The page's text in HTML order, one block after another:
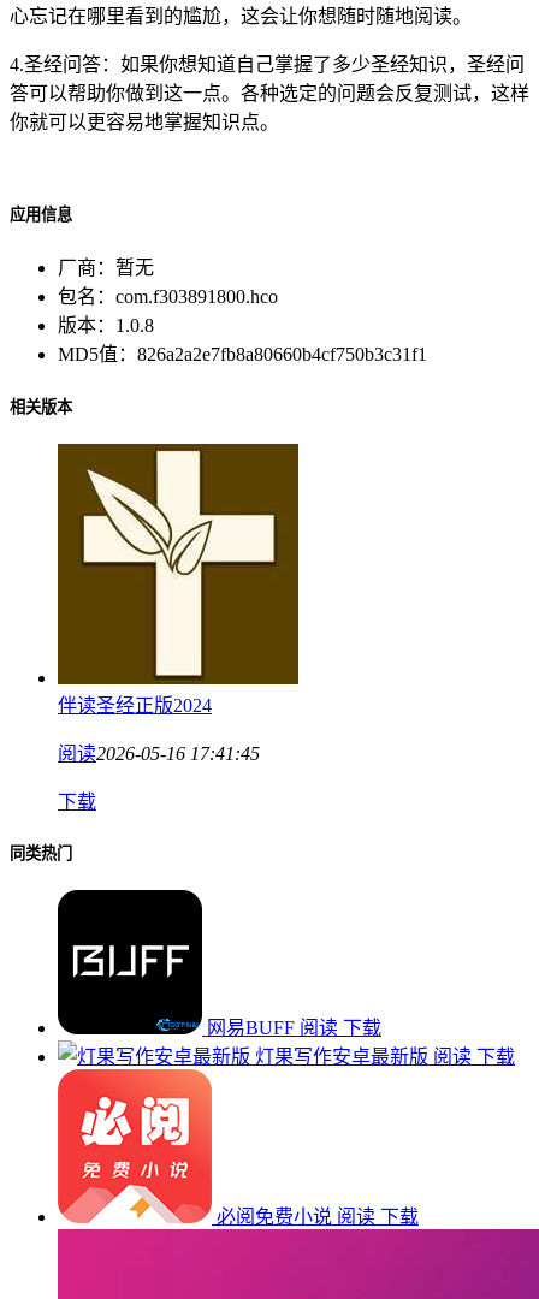
心忘记在哪里看到的尴尬，这会让你想随时随地阅读。
4.圣经问答：如果你想知道自己掌握了多少圣经知识，圣经问
答可以帮助你做到这一点。各种选定的问题会反复测试，这样
你就可以更容易地掌握知识点。
应用信息
厂商： 暂无
包名： com.f303891800.hco
版本： 1.0.8
MD5值： 826a2a2e7fb8a80660b4cf750b3c31f1
相关版本
伴读圣经正版2024
阅读2026-05-16 17:41:45
下载
同类热门
网易BUFF 阅读 下载
灯果写作安卓最新版 阅读 下载
必阅免费小说 阅读 下载